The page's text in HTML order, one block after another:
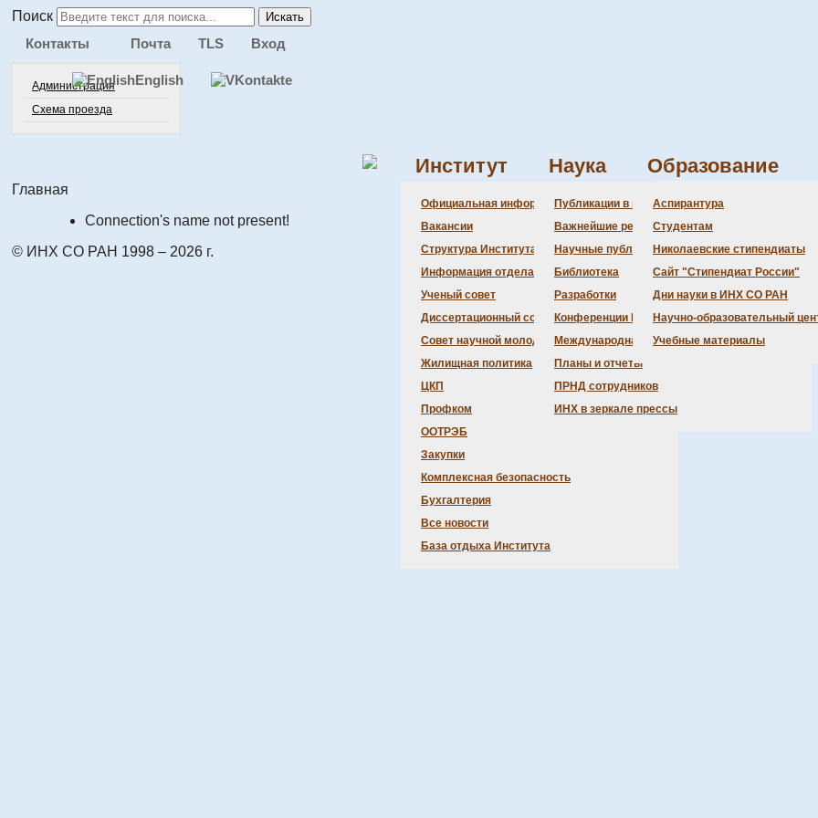
Поиск Искать
Контакты
Администрация
Схема проезда
Почта TLS Вход
English
Институт
Официальная информация
Администрация
Бланки
История Института
Локальные акты
Противодействие
Вакансии
Структура Института
Информация отдела кадров
Документация
Ученый совет
Состав совета
Повестка дня заседаний
Информация ученого
Диссертационный совет
Состав совета
Даты защит диссертаций
Шифры специальностей
Объявления о защитах
Предварительное
Совет научной молодежи
Состав СНМ
Жилищная политика
ЦКП
Профком
ООТРЭБ
Закупки
Комплексная безопасность
Бухгалтерия
Все новости
Новости науки
Награды
База отдыха Института
Наука
Публикации в ведущих журналах
Важнейшие результаты
Научные публикации сотрудников
Библиотека
Разработки
Конференции Института
Международная деятельность
Планы и отчеты
ПРНД сотрудников
ИНХ в зеркале прессы
Образование
Аспирантура
Студентам
Николаевские стипендиаты
Сайт "Стипендиат России"
Дни науки в ИНХ СО РАН
Научно-образовательный
Учебные материалы
Главная
Connection's name not present!
© ИНХ СО РАН 1998 – 2026 г.